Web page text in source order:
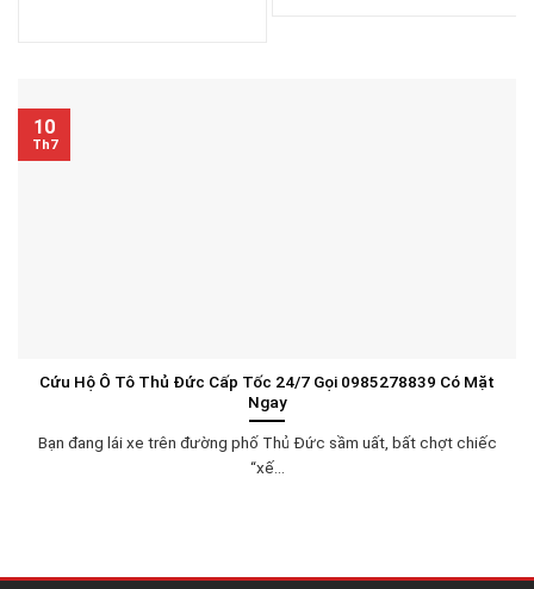
Cứu Hộ Ô Tô Thủ Đức Cấp Tốc 24/7 Gọi 0985278839 Có Mặt
Ngay
Bạn đang lái xe trên đường phố Thủ Đức sầm uất, bất chợt chiếc
“xế...
10
Th7